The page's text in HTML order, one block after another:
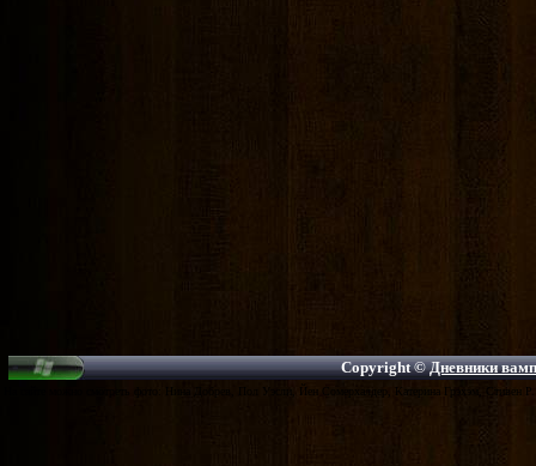
Copyright ©Дневники
На сайте можно смотреть фото: Нина Добрев, Пол Уэсли, Йен Сомерхалдер, Катерина Грэхэм,